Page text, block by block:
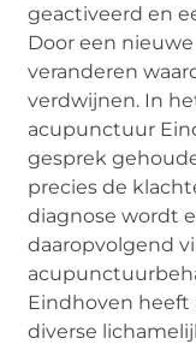
geactiveerd en
Door een
veranderen
verdwijnen. In
acupunctuur
gesprek
precies de
diagnose wordt
daaropvolgend
Eindhoven
diverse